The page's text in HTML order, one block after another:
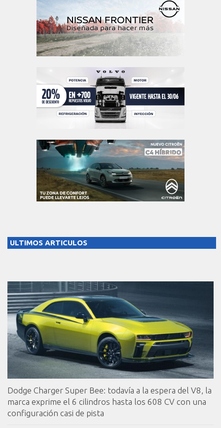
ULTIMOS ARTICULOS
Dodge Charger Super Bee: todavía a la espera del V8, la
marca exprime el 6 cilindros hasta los 608 CV con una
configuración casi de pista